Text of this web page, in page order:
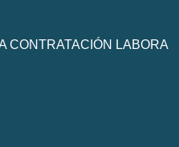
CONTRATACIÓN LABORA